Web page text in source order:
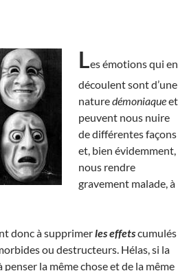
Les émotions qui en
découlent sont d’une
naturedémoniaqueet
peuvent nous nuire
de différentes façons
et, bien évidemment,
nous rendre
gravement malade, à
donc à supprimerles effetscumulés
ou destructeurs. Hélas, si la
la même chose et de la même